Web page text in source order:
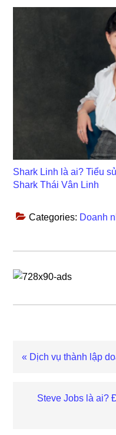
Shark Linh là ai? Tiểu
Shark Thái Vân Linh
Categories: Doanh
Previous
« Dịch vụ thành lập
Next
Steve Jobs là ai?